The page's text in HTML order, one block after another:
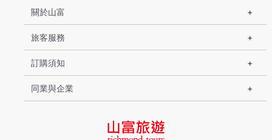
關於山富
旅客服務
訂購須知
同業與企業